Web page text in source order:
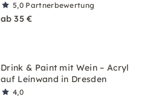
5,0 Partnerbewertung
ab 35 €
Drink & Paint mit Wein – Acryl
auf Leinwand in Dresden
4,0